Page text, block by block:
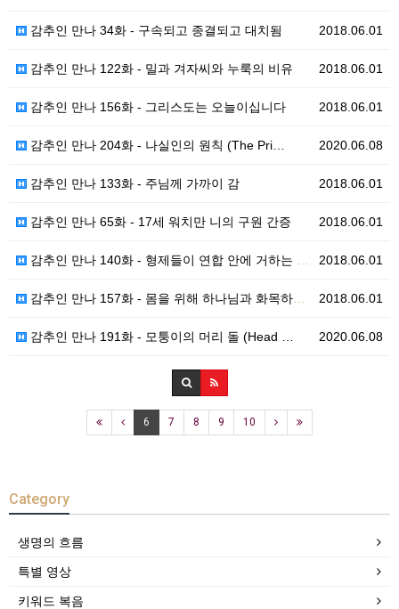
2018.06.01
감추인 만나 34화 - 구속되고 종결되고 대치됨
2018.06.01
감추인 만나 122화 - 밀과 겨자씨와 누룩의 비유
2018.06.01
감추인 만나 156화 - 그리스도는 오늘이십니다
2020.06.08
감추인 만나 204화 - 나실인의 원칙 (The Pri…
2018.06.01
감추인 만나 133화 - 주님께 가까이 감
2018.06.01
감추인 만나 65화 - 17세 워치만 니의 구원 간증
2018.06.01
감추인 만나 140화 - 형제들이 연합 안에 거하는 생…
2018.06.01
감추인 만나 157화 - 몸을 위해 하나님과 화목하게 …
2020.06.08
감추인 만나 191화 - 모퉁이의 머리 돌 (Head …
6 7 8 9 10
Category
생명의 흐름
특별 영상
키워드 복음